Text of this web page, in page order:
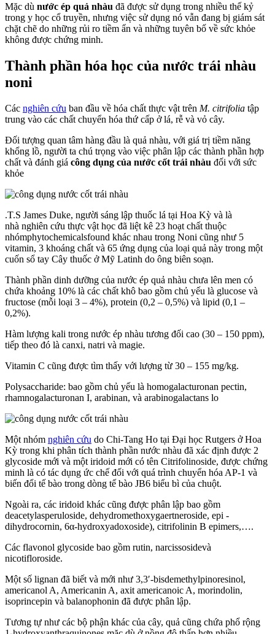
Mặc dù nước ép quả nhàu đã được sử dụng trong nhiều thế kỷ
trong y học cổ truyền, nhưng việc sử dụng nó vẫn đang bị giám sát
chặt chẽ do những rủi ro tiềm ẩn và những tuyên bố về sức khỏe
không được chứng minh.
Thành phần hóa học của nước trái nhàu
noni
Các nghiên cứu ban đầu về hóa chất thực vật trên M. citrifolia tập
trung vào các chất chuyển hóa thứ cấp ở lá, rễ và vỏ cây.
Đối tượng quan tâm hàng đầu là quả nhàu, với giá trị tiềm năng
khổng lồ, người ta chú trọng vào việc phân lập các thành phần hợp
chất và đánh giá công dụng của nước cốt trái nhàu đối với sức
khỏe
.T.S James Duke, người sáng lập thuốc lá tại Hoa Kỳ và là
nhà nghiên cứu thực vật học đã liệt kê 23 hoạt chất thuộc
nhómphytochemicalsfound khác nhau trong Noni cũng như 5
vitamin, 3 khoáng chất và 65 ứng dụng của loại quả này trong một
cuốn sổ tay Cây thuốc ở Mỹ Latinh do ông biên soạn.
Thành phần dinh dưỡng của nước ép quả nhàu chưa lên men có
chứa khoảng 10% là các chất khô bao gồm chủ yếu là glucose và
fructose (mỗi loại 3 – 4%), protein (0,2 – 0,5%) và lipid (0,1 –
0,2%).
Hàm lượng kali trong nước ép nhàu tương đối cao (30 – 150 ppm),
tiếp theo đó là canxi, natri và magie.
Vitamin C cũng được tìm thấy với lượng từ 30 – 155 mg/kg.
Polysaccharide: bao gồm chủ yếu là homogalacturonan pectin,
rhamnogalacturonan I, arabinan, và arabinogalactans lo
Một nhóm nghiên cứu do Chi-Tang Ho tại Đại học Rutgers ở Hoa
Kỳ trong khi phân tích thành phần nước nhàu đã xác định được 2
glycoside mới và một iridoid mới có tên Citrifolinoside, được chứng
minh là có tác dụng ức chế đối với quá trình chuyển hóa AP-1 và
biến đổi tế bào trong dòng tế bào JB6 biểu bì của chuột.
Ngoài ra, các iridoid khác cũng được phân lập bao gồm
deacetylasperuloside, dehydromethoxygaertneroside, epi -
dihydrocornin, 6α-hydroxyadoxoside), citrifolinin B epimers,….
Các flavonol glycoside bao gồm rutin, narcissosidevà
nicotifloroside.
Một số lignan đã biết và mới như 3,3′-bisdemethylpinoresinol,
americanol A, Americanin A, axit americanoic A, morindolin,
isoprincepin và balanophonin đã được phân lập.
Tương tự như các bộ phận khác của cây, quả cũng chứa phổ rộng